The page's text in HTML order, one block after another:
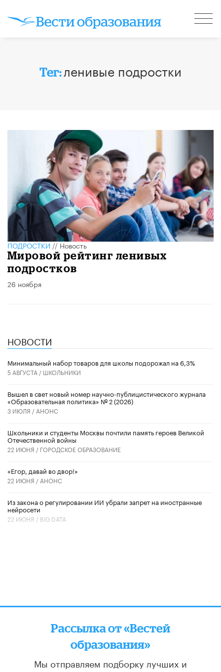
Тег:ленивые подростки
ПОДРОСТКИ//Новость
Мировой рейтинг ленивых
подростков
26 ноября
НОВОСТИ
Минимальный набор товаров для школы подорожал на 6,3%
5 АВГУСТА / ШКОЛЬНИКИ
Вышел в свет новый номер научно-публицистического журнала
«Образовательная политика» № 2 (2026)
3 ИЮЛЯ / АНОНС
Школьники и студенты Москвы почтили память героев Великой
Отечественной войны
22 ИЮНЯ / ГОРОДСКОЕ ОБРАЗОВАНИЕ
«Егор, давай во двор!»
22 ИЮНЯ / АНОНС
Из закона о регулировании ИИ убрали запрет на иностранные
нейросети
22 ИЮНЯ / BIG DATA
Рассылка от «Вестей
образования»
Мы отправляем подборку лучших и